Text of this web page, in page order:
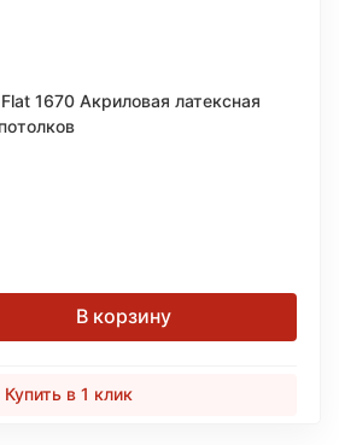
1670 Акриловая латексная
В корзину
Купить в 1 клик